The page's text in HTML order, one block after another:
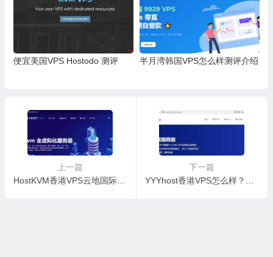
便宜美国VPS Hostodo 测评 半月湾韩国VPS怎么样测评介绍
上一篇
HostKVM香港VPS云地国际节点补货了，有限时7折优惠的怎么样，值得入手吗？
下一篇